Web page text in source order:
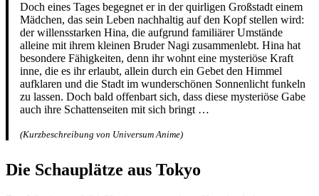
Doch eines Tages begegnet er in der quirligen Großstadt einem
Mädchen, das sein Leben nachhaltig auf den Kopf stellen wird:
der willensstarken Hina, die aufgrund familiärer Umstände
alleine mit ihrem kleinen Bruder Nagi zusammenlebt. Hina hat
besondere Fähigkeiten, denn ihr wohnt eine mysteriöse Kraft
inne, die es ihr erlaubt, allein durch ein Gebet den Himmel
aufklaren und die Stadt im wunderschönen Sonnenlicht funkeln
zu lassen. Doch bald offenbart sich, dass diese mysteriöse Gabe
auch ihre Schattenseiten mit sich bringt …
(Kurzbeschreibung von Universum Anime)
Die Schauplätze aus Tokyo